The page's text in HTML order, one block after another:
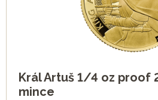
Král Artuš 1/4 oz proof
mince